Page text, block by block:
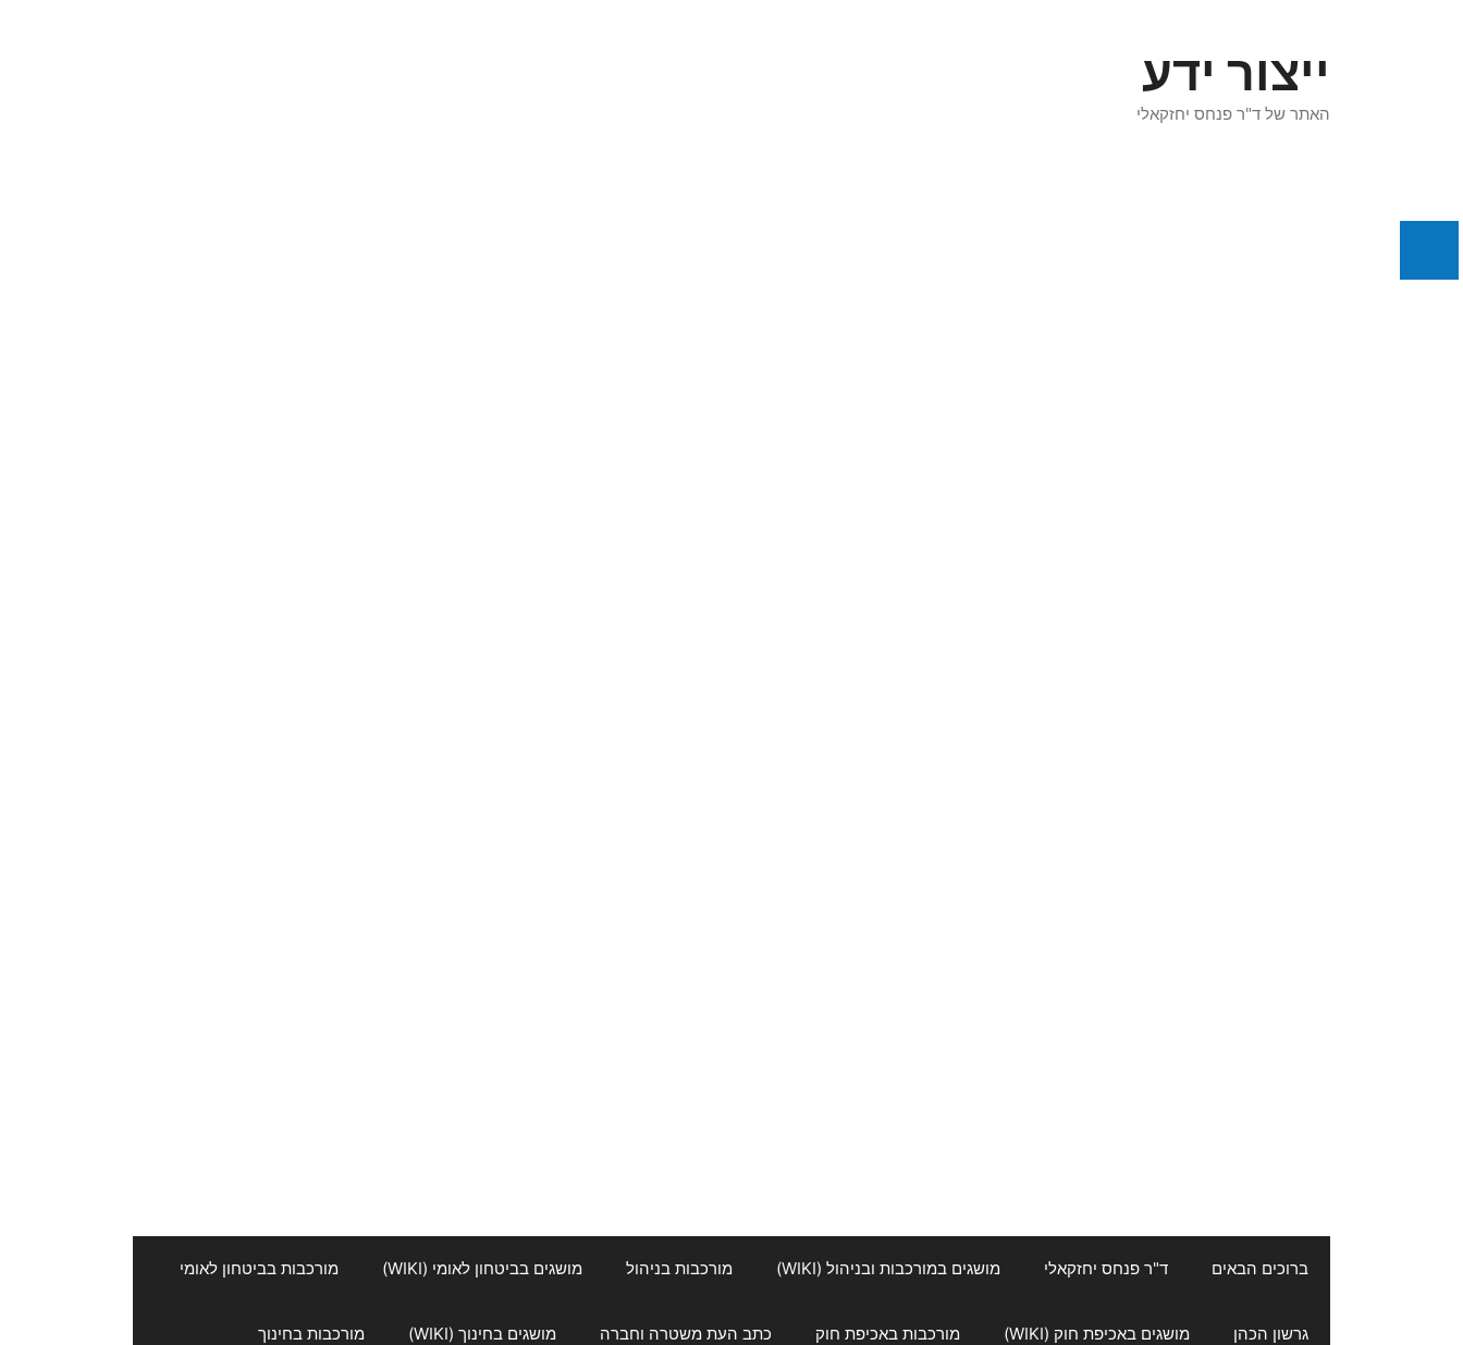
ייצור ידע
האתר של ד"ר פנחס יחזקאלי
ברוכים הבאים ד"ר פנחס יחזקאלי מושגים במורכבות ובניהול (WIKI) מורכבות בניהול מושגים בביטחון לאומי (WIKI) מורכבות בביטחון לאומי
גרשון הכהן מושגים באכיפת חוק (WIKI) מורכבות באכיפת חוק כתב העת משטרה וחברה מושגים בחינוך (WIKI) מורכבות בחינוך